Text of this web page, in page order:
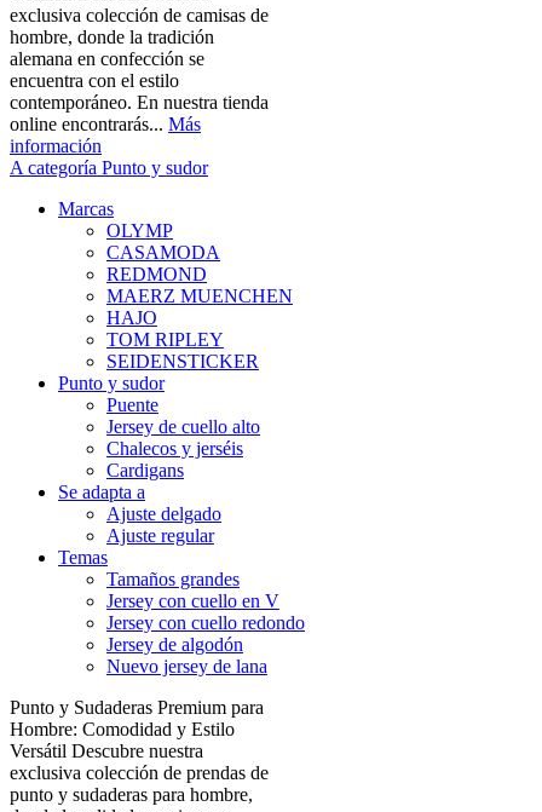
exclusiva colección de camisas de
hombre, donde la tradición
alemana en confección se
encuentra con el estilo
contemporáneo. En nuestra tienda
online encontrarás... Más
información
A categoría Punto y sudor
Marcas
OLYMP
CASAMODA
REDMOND
MAERZ MUENCHEN
HAJO
TOM RIPLEY
SEIDENSTICKER
Punto y sudor
Puente
Jersey de cuello alto
Chalecos y jerséis
Cardigans
Se adapta a
Ajuste delgado
Ajuste regular
Temas
Tamaños grandes
Jersey con cuello en V
Jersey con cuello redondo
Jersey de algodón
Nuevo jersey de lana
Punto y Sudaderas Premium para
Hombre: Comodidad y Estilo
Versátil Descubre nuestra
exclusiva colección de prendas de
punto y sudaderas para hombre,